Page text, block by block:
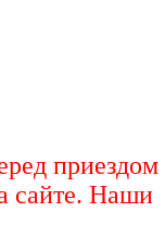
приездом
сайте. Наши